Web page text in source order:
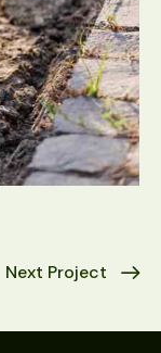
Next Project